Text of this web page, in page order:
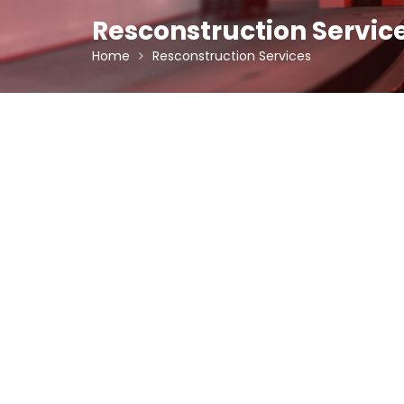
Resconstruction
Home Resconstruction Services